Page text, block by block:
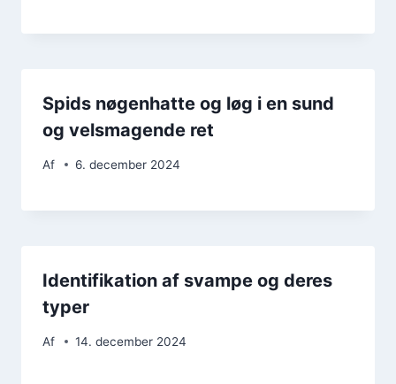
Spids nøgenhatte og løg i en sund
og velsmagende ret
Af 6. december 2024
Identifikation af svampe og deres
typer
Af 14. december 2024